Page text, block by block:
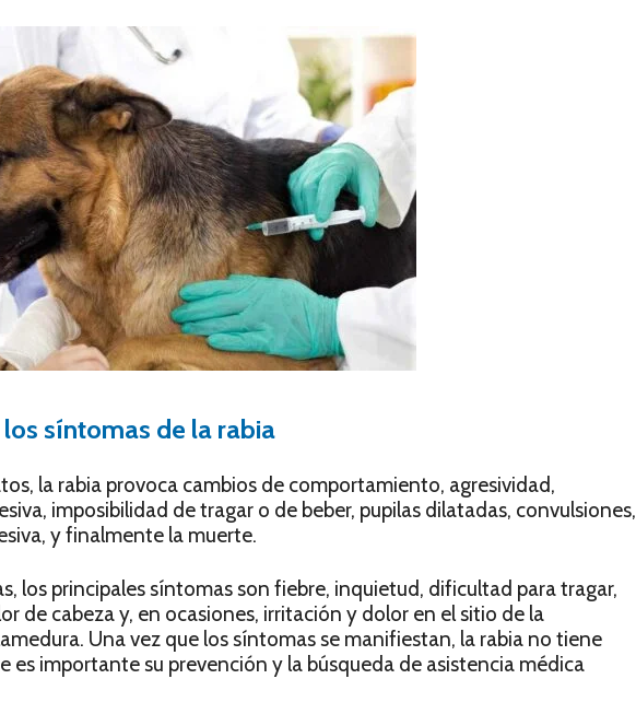
los síntomas de la rabia
la rabia provoca cambios de comportamiento, agresividad,
imposibilidad de tragar o de beber, pupilas dilatadas, convulsiones,
y finalmente la muerte.
los principales síntomas son fiebre, inquietud, dificultad para tragar,
de cabeza y, en ocasiones, irritación y dolor en el sitio de la
Una vez que los síntomas se manifiestan, la rabia no tiene
es importante su prevención y la búsqueda de asistencia médica